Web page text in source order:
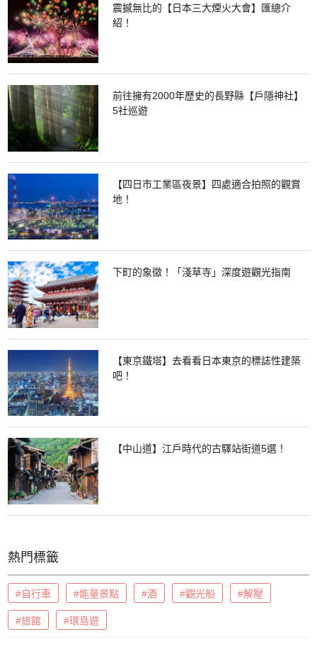
震撼無比的【日本三大煙火大會】匯總介
紹！
前往擁有2000年歷史的長野縣【戶隱神社】
5社巡遊
【四日市工業區夜景】四處適合拍照的觀賞
地！
下町的象徵！「淺草寺」深度遊觀光指南
【東京鐵塔】去看看日本東京的標誌性建築
吧！
【中山道】江戶時代的古驛站街道5選！
熱門標籤
#自行車 #能量景點 #酒 #觀光船 #解壓
#旅館 #環島遊